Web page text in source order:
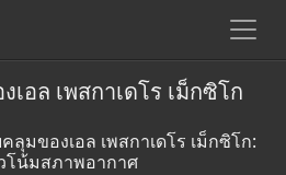
อล เพสกาเดโร เม็กซิโก
มของเอล เพสกาเดโร เม็กซิโก:
โน้มสภาพอากาศ